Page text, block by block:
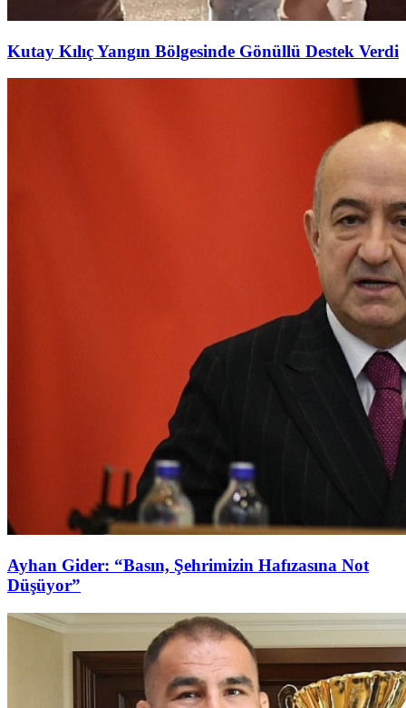
Kutay Kılıç Yangın Bölgesinde Gönüllü Destek Verdi
Ayhan Gider: “Basın, Şehrimizin Hafızasına Not
Düşüyor”